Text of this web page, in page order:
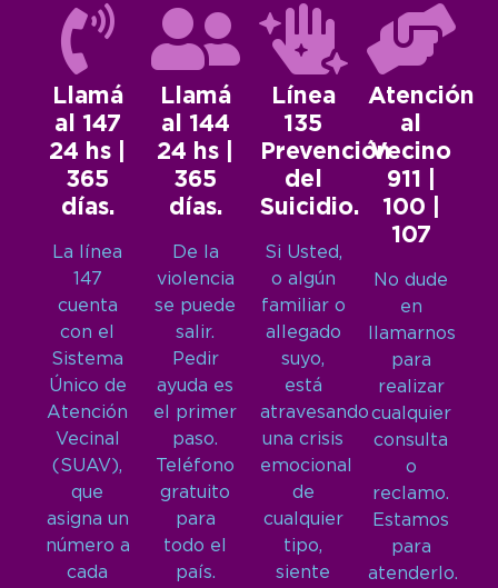
Llamá
al 147
24 hs |
365
días.
La línea
147
cuenta
con el
Sistema
Único de
Atención
Vecinal
(SUAV),
que
asigna un
número a
cada
Llamá
al 144
24 hs |
365
días.
De la
violencia
se puede
salir.
Pedir
ayuda es
el primer
paso.
Teléfono
gratuito
para
todo el
país.
Línea
135
Prevención
del
Suicidio.
Si Usted,
o algún
familiar o
allegado
suyo,
está
atravesando
una crisis
emocional
de
cualquier
tipo,
siente
Atención
al
Vecino
911 |
100 |
107
No dude
en
llamarnos
para
realizar
cualquier
consulta
o
reclamo.
Estamos
para
atenderlo.